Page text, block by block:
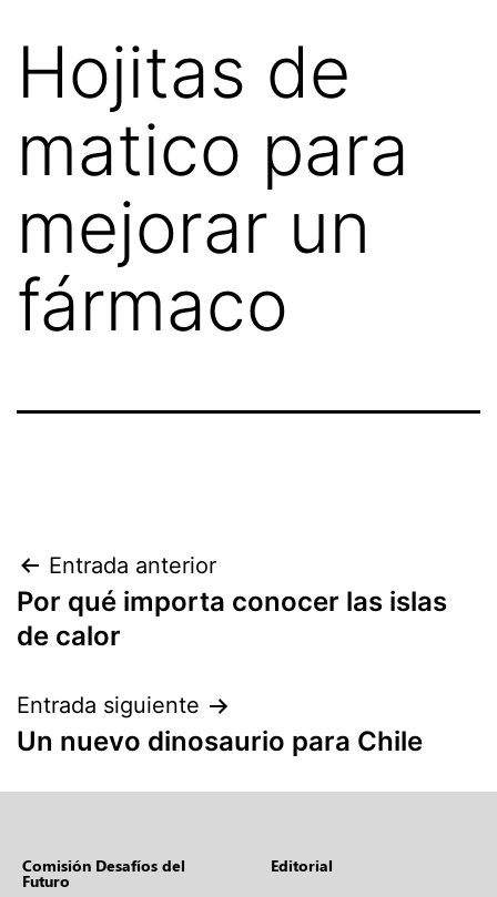
Hojitas de
matico para
mejorar un
fármaco
Entrada anterior
Por qué importa conocer las islas
de calor
Entrada siguiente
Un nuevo dinosaurio para Chile
Comisión Desafíos del
Futuro
Editorial